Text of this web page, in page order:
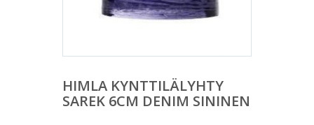
HIMLA KYNTTILÄLYHTY
SAREK 6CM DENIM SININEN